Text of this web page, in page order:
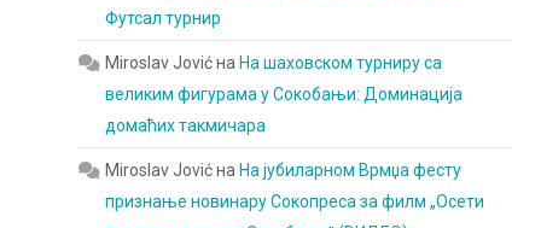
Футсал турнир
Miroslav Jovićна На шаховском турниру са
великим фигурама у Сокобањи: Доминација
домаћих такмичара
Miroslav Jovićна На јубиларном Врмџа фесту
признање новинару Сокопреса за филм „Осети